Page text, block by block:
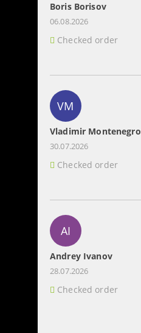
Boris Borisov
06.08.2026
Checked order
VM
Vladimir Montenegro
30.07.2026
Checked order
AI
Andrey Ivanov
28.07.2026
Checked order